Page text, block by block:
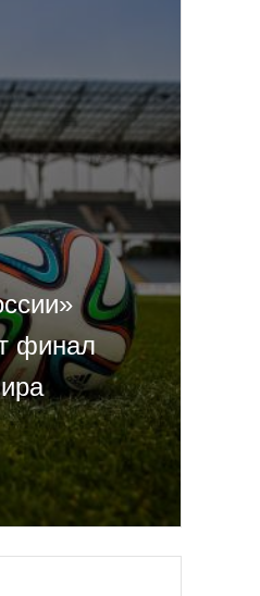
финал